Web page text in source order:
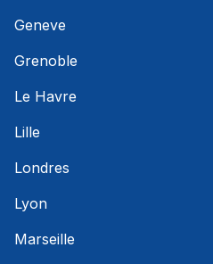
Geneve
Grenoble
Le Havre
Lille
Londres
Lyon
Marseille